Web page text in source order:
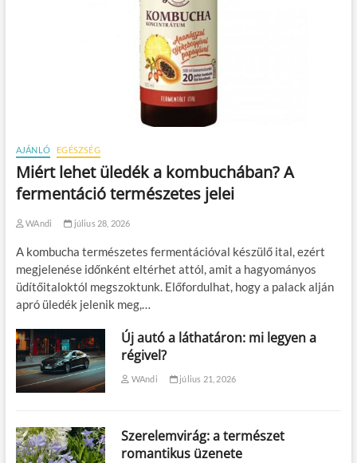
AJÁNLÓ EGÉSZSÉG
Miért lehet üledék a kombuchában? A
fermentáció természetes jelei
WAndi július 28, 2026
A kombucha természetes fermentációval készülő ital, ezért
megjelenése időnként eltérhet attól, amit a hagyományos
üdítőitaloktól megszoktunk. Előfordulhat, hogy a palack alján
apró üledék jelenik meg,…
Új autó a láthatáron: mi legyen a
régivel?
WAndi július 21, 2026
Szerelemvirág: a természet
romantikus üzenete